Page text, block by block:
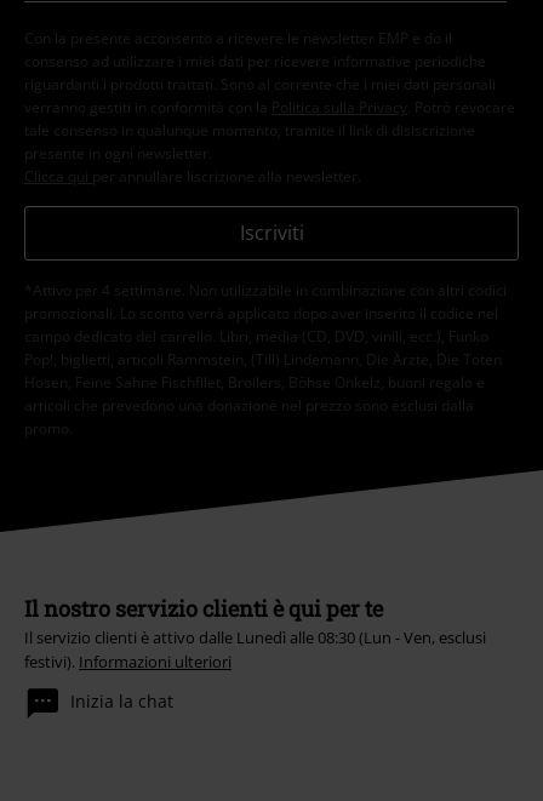
Con la presente acconsento a ricevere le newsletter EMP e do il
consenso ad utilizzare i miei dati per ricevere informative periodiche
riguardanti i prodotti trattati. Sono al corrente che i miei dati personali
verranno gestiti in conformità con la
Politica sulla Privacy
. Potrò revocare
tale consenso in qualunque momento, tramite il link di disiscrizione
presente in ogni newsletter.
Clicca qui per annullare liscrizione alla newsletter.
Iscriviti
*Attivo per 4 settimane. Non utilizzabile in combinazione con altri codici
promozionali. Lo sconto verrà applicato dopo aver inserito il codice nel
campo dedicato del carrello. Libri, media (CD, DVD, vinili, ecc.), Funko
Pop!, biglietti, articoli Rammstein, (Till) Lindemann, Die Ärzte, Die Toten
Hosen, Feine Sahne Fischfilet, Broilers, Böhse Onkelz, buoni regalo e
articoli che prevedono una donazione nel prezzo sono esclusi dalla
promo.
Il nostro servizio clienti è qui per te
Il servizio clienti è attivo dalle Lunedì alle 08:30 (Lun - Ven, esclusi
festivi). Informazioni ulteriori
Inizia la chat